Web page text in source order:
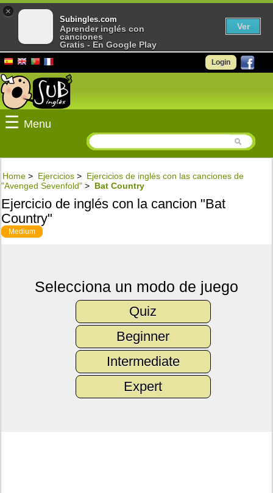
Login
☰ Menu
Home > Ejercicios > Ejercicios de inglés con las canciones de
"Avenged Sevenfold" > Bat Country
Ejercicio de inglés con la cancion "Bat
Country"
Medium
Selecciona un modo de juego
Quiz
Beginner
Intermediate
Expert
×
Subingles.com
Aprender inglés con
canciones
Gratis - En Google Play
Ver